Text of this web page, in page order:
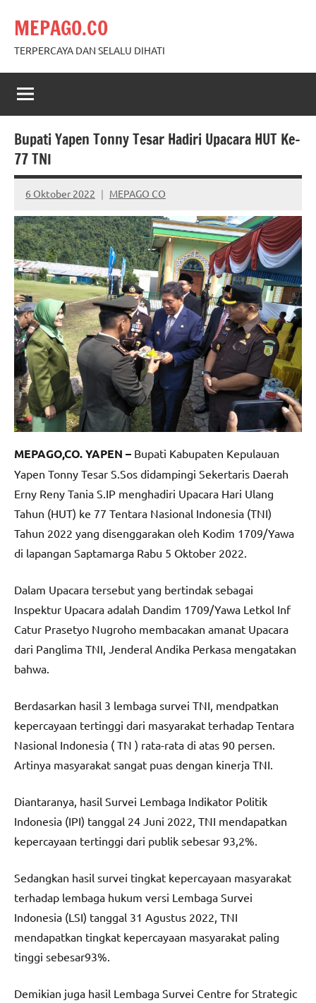
content
MEPAGO.CO
TERPERCAYA DAN SELALU DIHATI
Bupati Yapen Tonny Tesar Hadiri Upacara HUT Ke-
77 TNI
6 Oktober 2022 MEPAGO CO
No
comments
MEPAGO,CO. YAPEN – Bupati Kabupaten Kepulauan
Yapen Tonny Tesar S.Sos didampingi Sekertaris Daerah
Erny Reny Tania S.IP menghadiri Upacara Hari Ulang
Tahun (HUT) ke 77 Tentara Nasional Indonesia (TNI)
Tahun 2022 yang disenggarakan oleh Kodim 1709/Yawa
di lapangan Saptamarga Rabu 5 Oktober 2022.
Dalam Upacara tersebut yang bertindak sebagai
Inspektur Upacara adalah Dandim 1709/Yawa Letkol Inf
Catur Prasetyo Nugroho membacakan amanat Upacara
dari Panglima TNI, Jenderal Andika Perkasa mengatakan
bahwa.
Berdasarkan hasil 3 lembaga survei TNI, mendpatkan
kepercayaan tertinggi dari masyarakat terhadap Tentara
Nasional Indonesia ( TN ) rata-rata di atas 90 persen.
Artinya masyarakat sangat puas dengan kinerja TNI.
Diantaranya, hasil Survei Lembaga Indikator Politik
Indonesia (IPI) tanggal 24 Juni 2022, TNI mendapatkan
kepercayaan tertinggi dari publik sebesar 93,2%.
Sedangkan hasil survei tingkat kepercayaan masyarakat
terhadap lembaga hukum versi Lembaga Survei
Indonesia (LSI) tanggal 31 Agustus 2022, TNI
mendapatkan tingkat kepercayaan masyarakat paling
tinggi sebesar93%.
Demikian juga hasil Lembaga Survei Centre for Strategic